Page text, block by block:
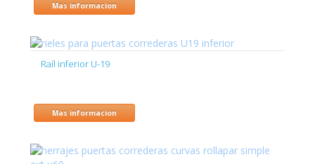
Mas informacion
Raíl inferior U-19
Mas informacion